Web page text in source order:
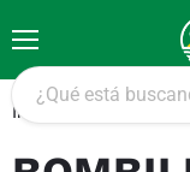
Inicio